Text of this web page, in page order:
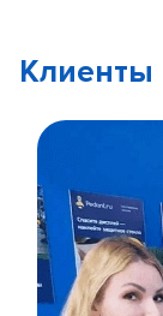
Клиенты